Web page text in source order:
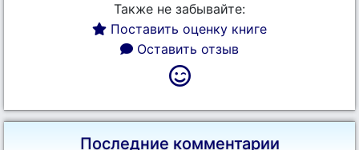
Также не забывайте:
Поставить оценку книге
Оставить отзыв
Последние комментарии